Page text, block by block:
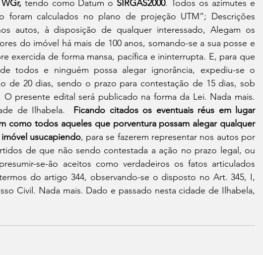
tendo como Datum o SIRGAS2000. Todos os azimutes e
foram calculados no plano de projeção UTM”; Descrições
autos, à disposição de qualquer interessado, Alegam os
do imóvel há mais de 100 anos, somando-se a sua posse e
exercida de forma mansa, pacífica e ininterrupta. E, para que
todos e ninguém possa alegar ignorância, expediu-se o
de 20 dias, sendo o prazo para contestação de 15 dias, sob
O presente edital será publicado na forma da Lei. Nada mais.
de Ilhabela. Ficando citados os eventuais réus em lugar
como todos aqueles que porventura possam alegar qualquer
usucapiendo, para se fazerem representar nos autos por
de que não sendo contestada a ação no prazo legal, ou
se-ão aceitos como verdadeiros os fatos articulados
do artigo 344, observando-se o disposto no Art. 345, I,
Civil. Nada mais. Dado e passado nesta cidade de Ilhabela,